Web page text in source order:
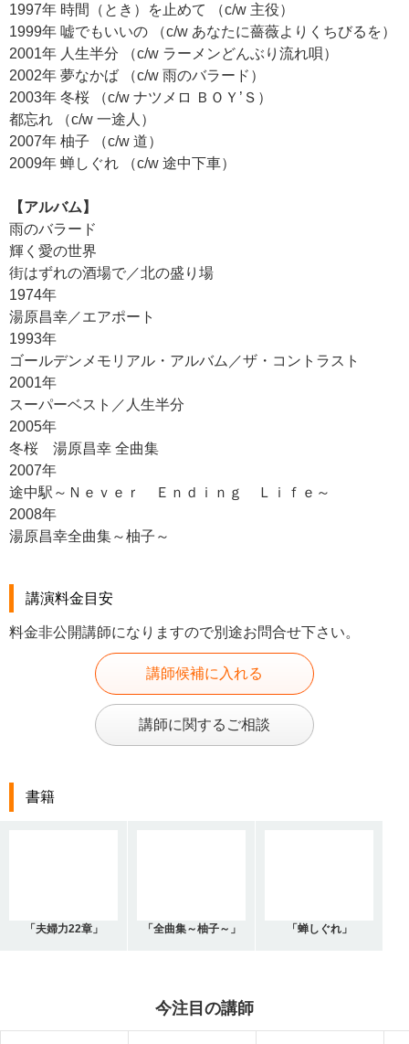
1997年 時間（とき）を止めて （c/w 主役）
1999年 嘘でもいいの （c/w あなたに薔薇よりくちびるを）
2001年 人生半分 （c/w ラーメンどんぶり流れ唄）
2002年 夢なかば （c/w 雨のバラード）
2003年 冬桜 （c/w ナツメロ ＢＯＹ’Ｓ）
都忘れ （c/w 一途人）
2007年 柚子 （c/w 道）
2009年 蝉しぐれ （c/w 途中下車）
【アルバム】
雨のバラード
輝く愛の世界
街はずれの酒場で／北の盛り場
1974年
湯原昌幸／エアポート
1993年
ゴールデンメモリアル・アルバム／ザ・コントラスト
2001年
スーパーベスト／人生半分
2005年
冬桜 湯原昌幸 全曲集
2007年
途中駅～Ｎｅｖｅｒ Ｅｎｄｉｎｇ Ｌｉｆｅ～
2008年
湯原昌幸全曲集～柚子～
講演料金目安
料金非公開講師になりますので別途お問合せ下さい。
講師候補に入れる
講師に関するご相談
書籍
「夫婦力22章」 「全曲集～柚子～」 「蝉しぐれ」
今注目の講師